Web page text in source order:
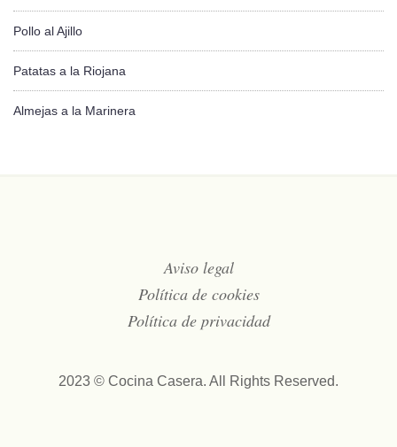
Pollo al Ajillo
Patatas a la Riojana
Almejas a la Marinera
Aviso legal
Política de cookies
Política de privacidad
2023 © Cocina Casera. All Rights Reserved.